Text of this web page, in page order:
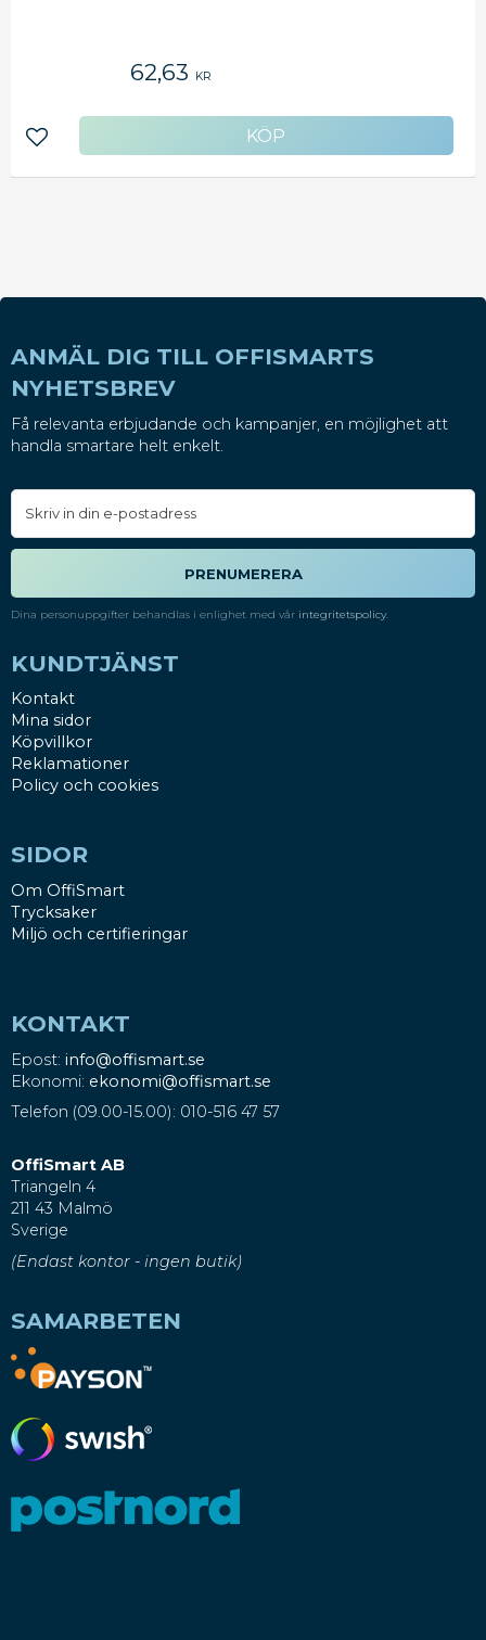
62,63 KR
Lägg till i favoriter
ANMÄL DIG TILL OFFISMARTS
NYHETSBREV
Få relevanta erbjudande och kampanjer, en möjlighet att
handla smartare helt enkelt.
PRENUMERERA
Dina personuppgifter behandlas i enlighet med vår integritetspolicy.
KUNDTJÄNST
Kontakt
Mina sidor
Köpvillkor
Reklamationer
Policy och cookies
SIDOR
Om OffiSmart
Trycksaker
Miljö och certifieringar
KONTAKT
Epost: info@offismart.se
Ekonomi: ekonomi@offismart.se
Telefon (09.00-15.00): 010-516 47 57
OffiSmart AB
Triangeln 4
211 43 Malmö
Sverige
(Endast kontor - ingen butik)
SAMARBETEN